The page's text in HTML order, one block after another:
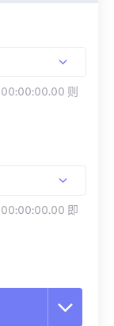
00:00:00.00 则
00:00:00.00 即